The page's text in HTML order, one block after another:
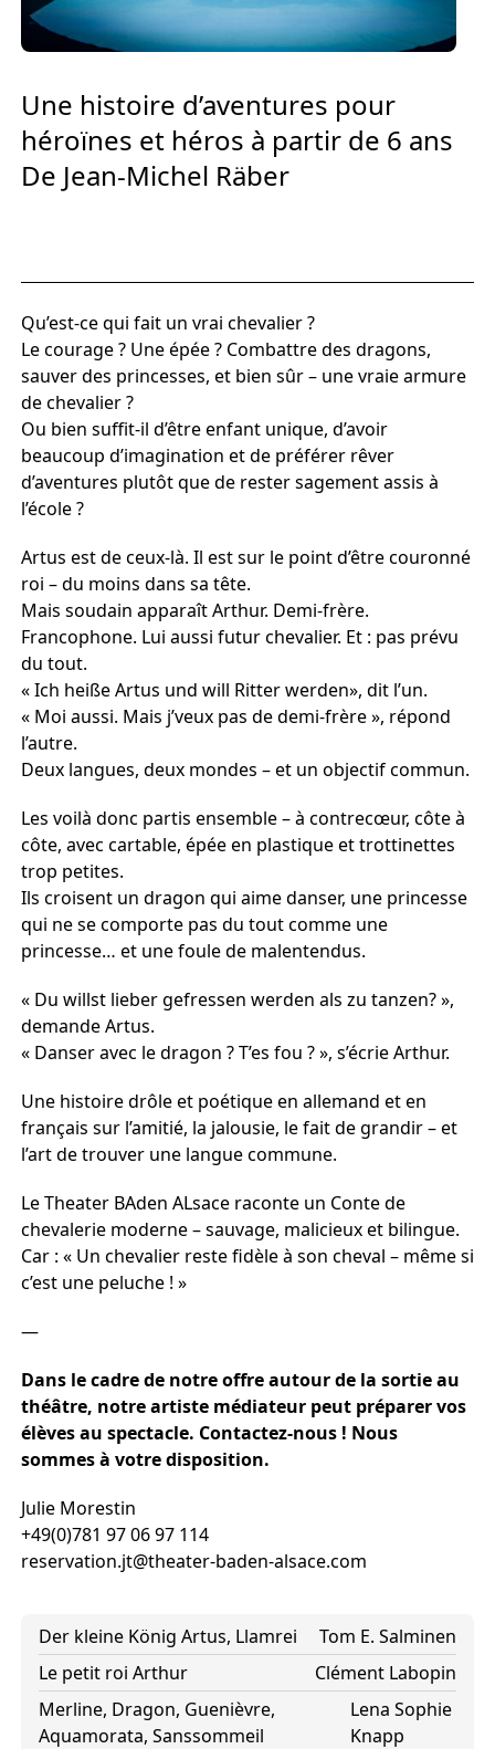
Europäischen Forum am Rhein
ALsace
Services
Une histoire d’aventures pour
héroïnes et héros à partir de 6 ans
De Jean-Michel Räber
Qu’est-ce qui fait un vrai chevalier ?
Le courage ? Une épée ? Combattre des dragons,
sauver des princesses, et bien sûr – une vraie armure
de chevalier ?
Ou bien suffit-il d’être enfant unique, d’avoir
beaucoup d’imagination et de préférer rêver
d’aventures plutôt que de rester sagement assis à
l’école ?
Artus est de ceux-là. Il est sur le point d’être couronné
roi – du moins dans sa tête.
Mais soudain apparaît Arthur. Demi-frère.
Francophone. Lui aussi futur chevalier. Et : pas prévu
du tout.
« Ich heiße Artus und will Ritter werden», dit l’un.
« Moi aussi. Mais j’veux pas de demi-frère », répond
l’autre.
Deux langues, deux mondes – et un objectif commun.
Les voilà donc partis ensemble – à contrecœur, côte à
côte, avec cartable, épée en plastique et trottinettes
trop petites.
Ils croisent un dragon qui aime danser, une princesse
qui ne se comporte pas du tout comme une
princesse… et une foule de malentendus.
« Du willst lieber gefressen werden als zu tanzen? »,
demande Artus.
« Danser avec le dragon ? T’es fou ? », s’écrie Arthur.
Une histoire drôle et poétique en allemand et en
français sur l’amitié, la jalousie, le fait de grandir – et
l’art de trouver une langue commune.
Le Theater BAden ALsace raconte un Conte de
chevalerie moderne – sauvage, malicieux et bilingue.
Car : « Un chevalier reste fidèle à son cheval – même si
c’est une peluche ! »
—
Dans le cadre de notre offre autour de la sortie au
théâtre, notre artiste médiateur peut préparer vos
élèves au spectacle. Contactez-nous ! Nous
sommes à votre disposition.
Julie Morestin
+49(0)781 97 06 97 114
reservation.jt@theater-baden-alsace.com
Der kleine König Artus, Llamrei
Tom E. Salminen
Le petit roi Arthur
Clément Labopin
Merline, Dragon, Guenièvre,
Aquamorata, Sanssommeil
Lena Sophie
Knapp